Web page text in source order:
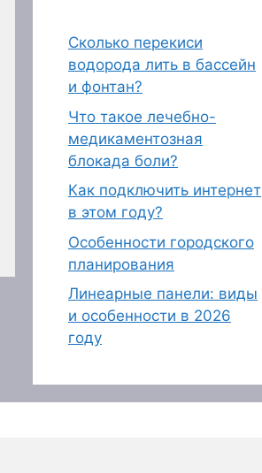
Сколько перекиси
водорода лить в бассейн
и фонтан?
Что такое лечебно-
медикаментозная
блокада боли?
Как подключить интернет
в этом году?
Особенности городского
планирования
Линеарные панели: виды
и особенности в 2026
году